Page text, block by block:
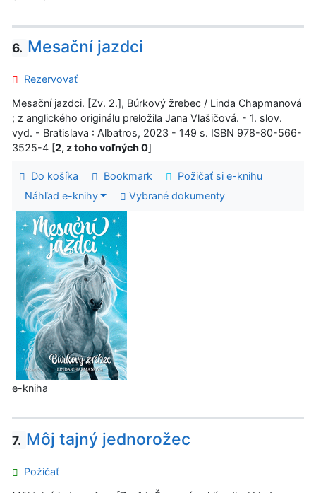
6. Mesační jazdci
Rezervovať
Mesační jazdci. [Zv. 2.], Búrkový žrebec / Linda Chapmanová
; z anglického originálu preložila Jana Vlašičová. - 1. slov.
vyd. - Bratislava : Albatros, 2023 - 149 s. ISBN 978-80-566-
3525-4 [2, z toho voľných 0]
Do košíka Bookmark
Požičať si e-knihu
Náhľad e-knihy
Vybrané dokumenty
e-kniha
7. Môj tajný jednorožec
Požičať